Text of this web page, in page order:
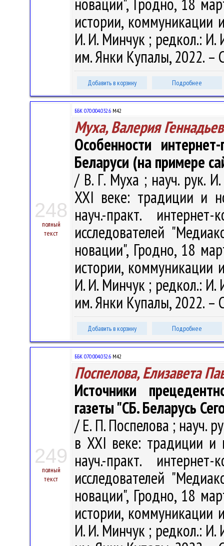
истории, коммуникации
И. И. Минчук ; редкол.: И.
им. Янки Купалы, 2022. –
Добавить в корзину Подробнее
248
полный
текст
ББК 070:004.032.6 М42
Муха, Валерия
Особенности
Беларуси (на примере
/ В. Г. Муха ; науч. рук.
XXI веке: традиции и
науч.-практ.
исследователей
новации", Гродно, 18
истории, коммуникации
И. И. Минчук ; редкол.: И.
им. Янки Купалы, 2022. –
Добавить в корзину Подробнее
249
полный
текст
ББК 070:004.032.6 М42
Поспелова, Елизавета
Источники
газеты "СБ. Беларусь
/ Е. П. Поспелова ; науч.
в XXI веке: традиции и
науч.-практ.
исследователей
новации", Гродно, 18
истории, коммуникации
И. И. Минчук ; редкол.: И.